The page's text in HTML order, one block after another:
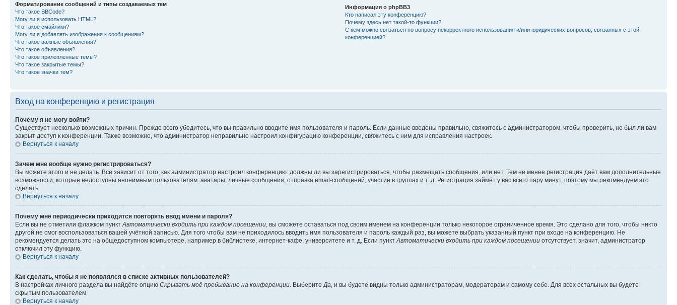
Форматирование сообщений и типы создаваемых тем
Что такое BBCode?
Могу ли я использовать HTML?
Что такое смайлики?
Могу ли я добавлять изображения к сообщениям?
Что такое важные объявления?
Что такое объявления?
Что такое прилепленные темы?
Что такое закрытые темы?
Что такое значки тем?
Информация о phpBB3
Кто написал эту конференцию?
Почему здесь нет такой-то функции?
С кем можно связаться по вопросу некорректного использования и/или юридических вопросов, связанных с этой
конференцией?
Вход на конференцию и регистрация
Почему я не могу войти?
Существует несколько возможных причин. Прежде всего убедитесь, что вы правильно вводите имя пользователя и пароль. Если данные введены правильно, свяжитесь с администратором, чтобы проверить, не был ли вам
закрыт доступ к конференции. Также возможно, что администратор неправильно настроил конфигурацию конференции, свяжитесь с ним для исправления настроек.
Вернуться к началу
Зачем мне вообще нужно регистрироваться?
Вы можете этого и не делать. Всё зависит от того, как администратор настроил конференцию: должны ли вы зарегистрироваться, чтобы размещать сообщения, или нет. Тем не менее регистрация даёт вам дополнительные
возможности, которые недоступны анонимным пользователям: аватары, личные сообщения, отправка email-сообщений, участие в группах и т. д. Регистрация займёт у вас всего пару минут, поэтому мы рекомендуем это
сделать.
Вернуться к началу
Почему мне периодически приходится повторять ввод имени и пароля?
Если вы не отметили флажком пункт Автоматически входить при каждом посещении , вы сможете оставаться под своим именем на конференции только некоторое ограниченное время. Это сделано для того, чтобы никто
другой не смог воспользоваться вашей учётной записью. Для того чтобы вам не приходилось вводить имя пользователя и пароль каждый раз, вы можете выбрать указанный пункт при входе на конференцию. Не
рекомендуется делать это на общедоступном компьютере, например в библиотеке, интернет-кафе, университете и т. д. Если пункт Автоматически входить при каждом посещении отсутствует, значит, администратор
отключил эту функцию.
Вернуться к началу
Как сделать, чтобы я не появлялся в списке активных пользователей?
В настройках личного раздела вы найдёте опцию Скрывать моё пребывание на конференции . Выберите Да , и вы будете видны только администраторам, модераторам и самому себе. Для всех остальных вы будете
скрытым пользователем.
Вернуться к началу